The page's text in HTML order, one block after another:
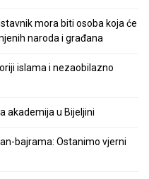
mora biti osoba koja će
naroda i građana
islama i nezaobilazno
akademija u Bijeljini
bajrama: Ostanimo vjerni